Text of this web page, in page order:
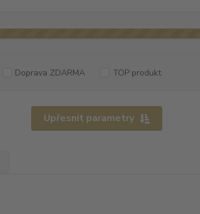
Upřesnit parametry
Doprava ZDARMA TOP produkt